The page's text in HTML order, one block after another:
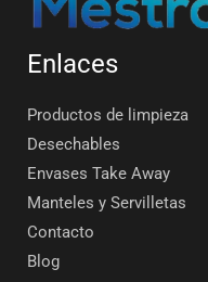
Enlaces
Productos de limpieza
Desechables
Envases Take Away
Manteles y Servilletas
Contacto
Blog